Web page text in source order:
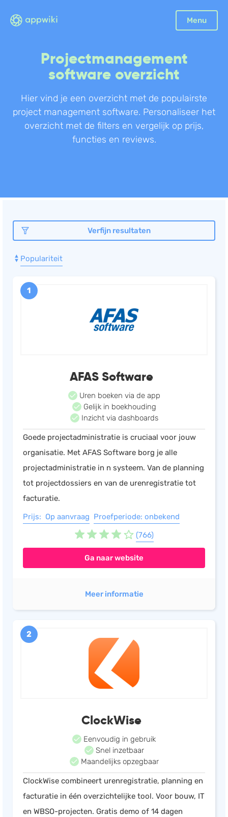
Menu
Sluiten
Facturatie
Aangifte
Bonnetjes
Debiteurenbeheer
Incasso
Sales
Offerte
Documentmanagement
Projectmanagement
Planning
Voorraadbeheer
Verlof en verzuim
HRM
Salarisadministratie
Website
Marketing automation
Support
Helpdesk
Projectmanagement
software overzicht
Hier vind je een overzicht met de populairste
project management software. Personaliseer het
overzicht met de filters en vergelijk op prijs,
functies en reviews.
Verfijn resultaten
Populariteit
1
AFAS Software
Uren boeken via de app
Gelijk in boekhouding
Inzicht via dashboards
Goede projectadministratie is cruciaal voor jouw
organisatie. Met AFAS Software borg je alle
projectadministratie in n systeem. Van de planning
tot projectdossiers en van de urenregistratie tot
facturatie.
Prijs: Op aanvraag Proefperiode: onbekend
(766)
Ga naar website
Meer informatie
2
ClockWise
Eenvoudig in gebruik
Snel inzetbaar
Maandelijks opzegbaar
ClockWise combineert urenregistratie, planning en
facturatie in één overzichtelijke tool. Voor bouw, IT
en WBSO-projecten. Gratis demo of 14 dagen